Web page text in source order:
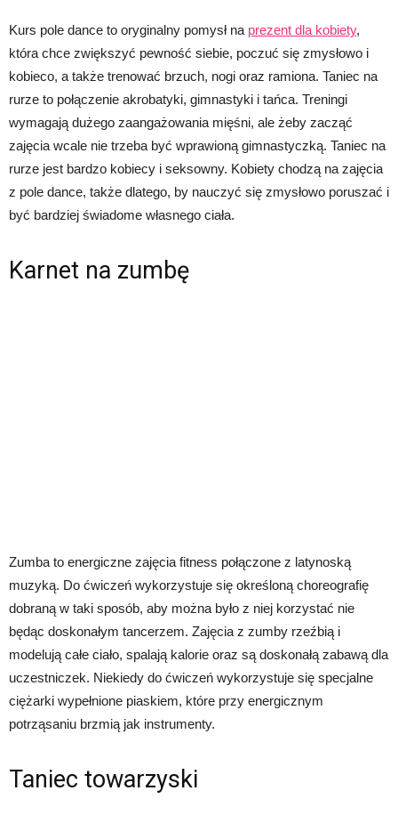
Kurs pole dance to oryginalny pomysł na prezent dla kobiety,
która chce zwiększyć pewność siebie, poczuć się zmysłowo i
kobieco, a także trenować brzuch, nogi oraz ramiona. Taniec na
rurze to połączenie akrobatyki, gimnastyki i tańca. Treningi
wymagają dużego zaangażowania mięśni, ale żeby zacząć
zajęcia wcale nie trzeba być wprawioną gimnastyczką. Taniec na
rurze jest bardzo kobiecy i seksowny. Kobiety chodzą na zajęcia
z pole dance, także dlatego, by nauczyć się zmysłowo poruszać i
być bardziej świadome własnego ciała.
Karnet na zumbę
Zumba to energiczne zajęcia fitness połączone z latynoską
muzyką. Do ćwiczeń wykorzystuje się określoną choreografię
dobraną w taki sposób, aby można było z niej korzystać nie
będąc doskonałym tancerzem. Zajęcia z zumby rzeźbią i
modelują całe ciało, spalają kalorie oraz są doskonałą zabawą dla
uczestniczek. Niekiedy do ćwiczeń wykorzystuje się specjalne
ciężarki wypełnione piaskiem, które przy energicznym
potrząsaniu brzmią jak instrumenty.
Taniec towarzyski